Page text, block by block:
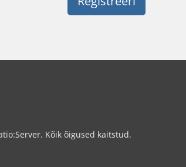
Kõik õigused kaitstud.